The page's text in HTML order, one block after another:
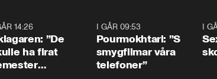
14:26
”De
ha firat
I GÅR 09:53
Pourmokhtari: ”S
smygfilmar våra
telefoner”
I